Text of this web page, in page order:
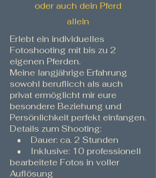
oder auch dein Pferd
allein
Erlebt ein individuelles
Fotoshooting mit bis zu 2
eigenen Pferden.
Meine langjährige Erfahrung
sowohl beruflicch als auch
privat ermöglicht mir eure
besondere Beziehung und
Persönlichkeit perfekt einfangen.
Details zum Shooting:
• Dauer: ca. 2 Stunden
• Inklusive: 10 professionell
bearbeitete Fotos in voller
Auflösung